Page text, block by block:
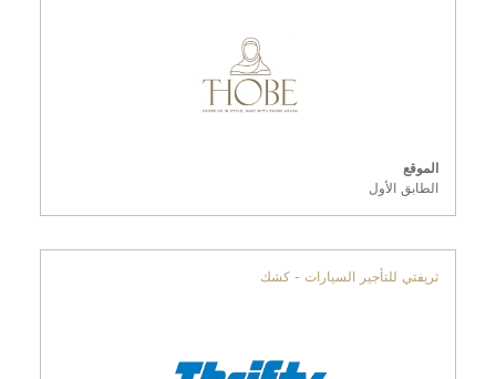
الموقع
الطابق الأول
ثريفتي للتأجير السيارات - كشك